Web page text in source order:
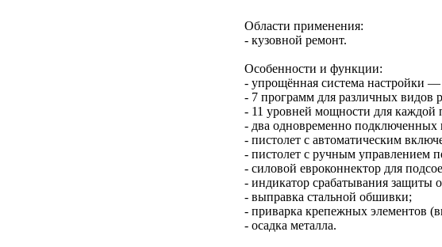
Области применения:
- кузовной ремонт.
Особенности и функции:
- упрощённая система настройки
- 7 программ для различных видов
- 11 уровней мощности для каждой
- два одновременно подключенных
- пистолет с автоматическим
- пистолет с ручным управлением
- силовой евроконнектор для
- индикатор срабатывания защиты
- выправка стальной обшивки;
- приварка крепежных элементов
- осадка металла.